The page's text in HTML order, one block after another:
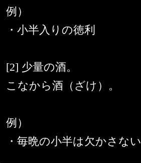
例）
・小半入りの徳利
[2] 少量の酒。
こなから酒（ざけ）。
例）
・毎晩の小半は欠かさない